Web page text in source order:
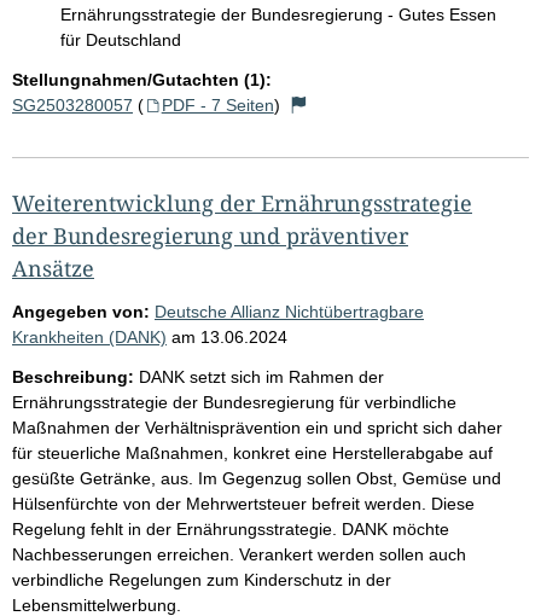
Ernährungsstrategie der Bundesregierung - Gutes Essen
für Deutschland
Stellungnahmen/Gutachten (1):
SG2503280057 ( PDF - 7 Seiten)
Weiterentwicklung der Ernährungsstrategie
der Bundesregierung und präventiver
Ansätze
Angegeben von: Deutsche Allianz Nichtübertragbare
Krankheiten (DANK) am 13.06.2024
Beschreibung: DANK setzt sich im Rahmen der
Ernährungsstrategie der Bundesregierung für verbindliche
Maßnahmen der Verhältnisprävention ein und spricht sich daher
für steuerliche Maßnahmen, konkret eine Herstellerabgabe auf
gesüßte Getränke, aus. Im Gegenzug sollen Obst, Gemüse und
Hülsenfürchte von der Mehrwertsteuer befreit werden. Diese
Regelung fehlt in der Ernährungsstrategie. DANK möchte
Nachbesserungen erreichen. Verankert werden sollen auch
verbindliche Regelungen zum Kinderschutz in der
Lebensmittelwerbung.